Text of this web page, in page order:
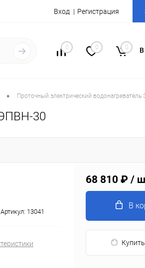
Вход Регистрация
0 0 0
• Проточный электрический
30
Артикул: 13041
68 810 ₽ /
В